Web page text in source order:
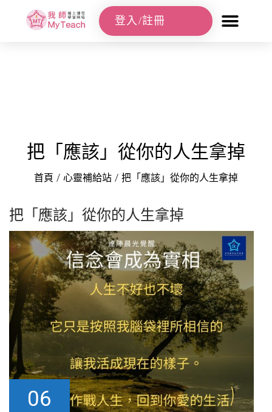
登入/註冊
把「應該」從你的人生拿掉
首頁 / 心靈補給站 / 把「應該」從你的人生拿掉
把「應該」從你的人生拿掉
06